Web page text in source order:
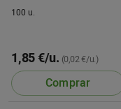
100 u.
1,85 €/u. (0,02 €/u.)
Comprar